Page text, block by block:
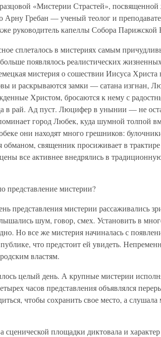
«Мистерии Страстей»,
Арну Гребан — ученый теолог и
руководитель капеллы Собора Парижской
сплеталось в мистериях самым
появлялось реалистических
мистерия о сошествии Иисуса
и раскрываются замки — сатана изгнан,
Христом, бросаются к нему с
в рай. Ад пуст. Люцифер в унынии — не
город Любек, куда шумной толпой
они находят много грешников:
обманом, священник просиживает в
все активнее внедрялись в
представление мистерии?
представления мистерии рассаживались
шум, говор, смех. Установить в
Но все же мистерия начиналась с
что предстоит ей увидеть.
властям.
целый день. А крупные мистерии
часов представления объявлялся
чтобы сохранить свое место, а
сценической площадки диктовала и